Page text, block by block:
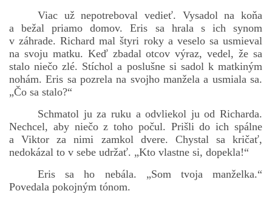
Viac už nepotreboval vedieť. Vysadol na koňa
a bežal priamo domov. Eris sa hrala s ich synom
v záhrade. Richard mal štyri roky a veselo sa usmieval
na svoju matku. Keď zbadal otcov výraz, vedel, že sa
stalo niečo zlé. Stíchol a poslušne si sadol k matkiným
nohám. Eris sa pozrela na svojho manžela a usmiala sa.
„Čo sa stalo?“
Schmatol ju za ruku a odvliekol ju od Richarda.
Nechcel, aby niečo z toho počul. Prišli do ich spálne
a Viktor za nimi zamkol dvere. Chystal sa kričať,
nedokázal to v sebe udržať. „Kto vlastne si, dopekla!“
Eris sa ho nebála. „Som tvoja manželka.“
Povedala pokojným tónom.